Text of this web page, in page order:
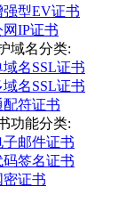
强型EV证书
网IP证书
域名分类:
域名SSL证书
域名SSL证书
配符证书
功能分类:
子邮件证书
码签名证书
密证书